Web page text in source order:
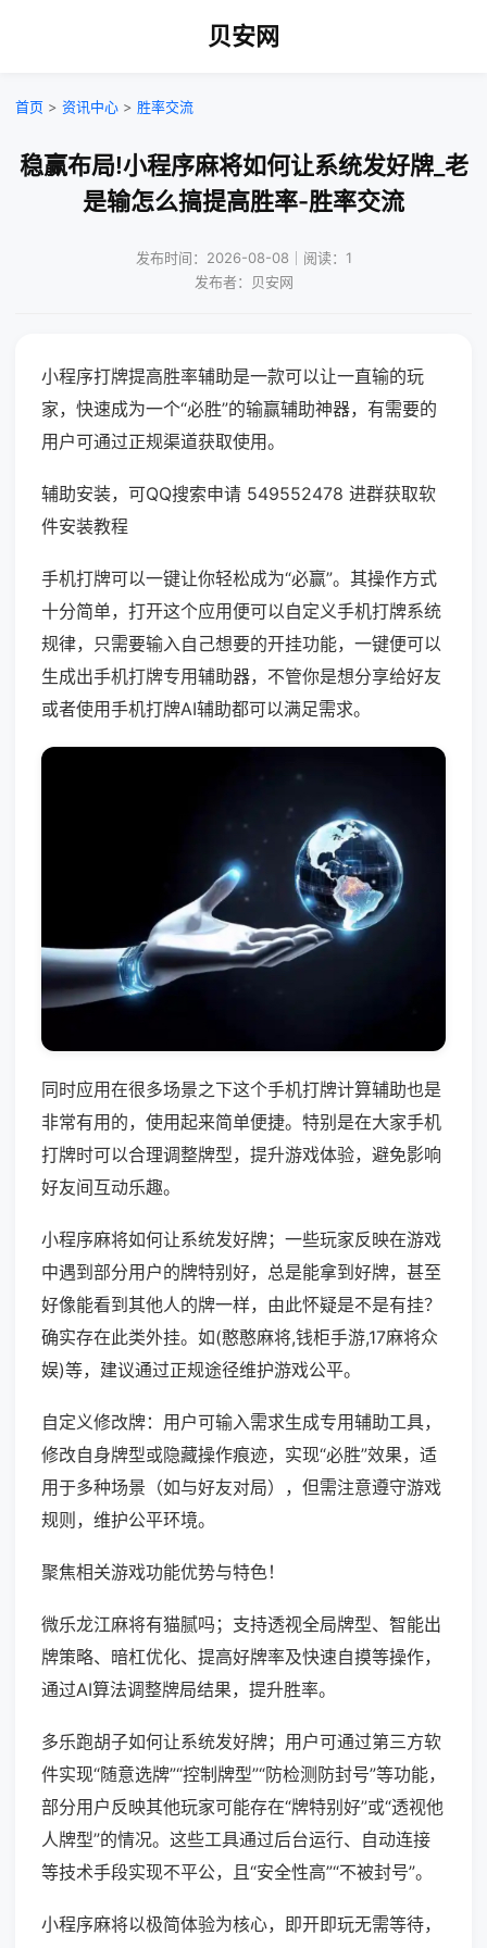
贝安网
首页 > 资讯中心 > 胜率交流
稳赢布局!小程序麻将如何让系统发好牌_老
是输怎么搞提高胜率-胜率交流
发布时间：2026-08-08｜阅读：1
发布者：贝安网
小程序打牌提高胜率辅助是一款可以让一直输的玩
家，快速成为一个“必胜”的输赢辅助神器，有需要的
用户可通过正规渠道获取使用。
辅助安装，可QQ搜索申请 549552478 进群获取软
件安装教程
手机打牌可以一键让你轻松成为“必赢”。其操作方式
十分简单，打开这个应用便可以自定义手机打牌系统
规律，只需要输入自己想要的开挂功能，一键便可以
生成出手机打牌专用辅助器，不管你是想分享给好友
或者使用手机打牌AI辅助都可以满足需求。
同时应用在很多场景之下这个手机打牌计算辅助也是
非常有用的，使用起来简单便捷。特别是在大家手机
打牌时可以合理调整牌型，提升游戏体验，避免影响
好友间互动乐趣。
小程序麻将如何让系统发好牌；一些玩家反映在游戏
中遇到部分用户的牌特别好，总是能拿到好牌，甚至
好像能看到其他人的牌一样，由此怀疑是不是有挂？
确实存在此类外挂。如(憨憨麻将,钱柜手游,17麻将众
娱)等，建议通过正规途径维护游戏公平。
自定义修改牌：用户可输入需求生成专用辅助工具，
修改自身牌型或隐藏操作痕迹，实现“必胜”效果，适
用于多种场景（如与好友对局），但需注意遵守游戏
规则，维护公平环境。
聚焦相关游戏功能优势与特色！
微乐龙江麻将有猫腻吗；支持透视全局牌型、智能出
牌策略、暗杠优化、提高好牌率及快速自摸等操作，
通过AI算法调整牌局结果，提升胜率。
多乐跑胡子如何让系统发好牌；用户可通过第三方软
件实现“随意选牌”“控制牌型”“防检测防封号”等功能，
部分用户反映其他玩家可能存在“牌特别好”或“透视他
人牌型”的情况。这些工具通过后台运行、自动连接
等技术手段实现不平公，且“安全性高”“不被封号”。
小程序麻将以极简体验为核心，即开即玩无需等待，